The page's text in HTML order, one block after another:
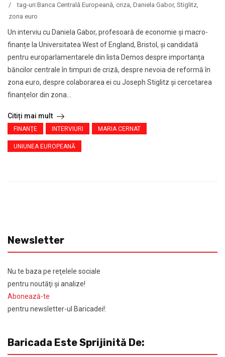
/
tag-uri:Banca Centrală Europeană, criza, Daniela Gabor, Stiglitz,
zona euro
Un interviu cu Daniela Gabor, profesoară de economie și macro-
finanțe la Universitatea West of England, Bristol, şi candidată
pentru europarlamentarele din lista Demos despre importanţa
băncilor centrale în timpuri de criză, despre nevoia de reformă în
zona euro, despre colaborarea ei cu Joseph Stiglitz şi cercetarea
finanțelor din zona...
Citiți mai mult
FINANŢE INTERVIURI MARIA CERNAT
UNIUNEA EUROPEANĂ
Newsletter
Nu te baza pe reţelele sociale
pentru noutăţi şi analize!
Abonează-te
pentru newsletter-ul Baricadei!:
Baricada Este Sprijinită De: